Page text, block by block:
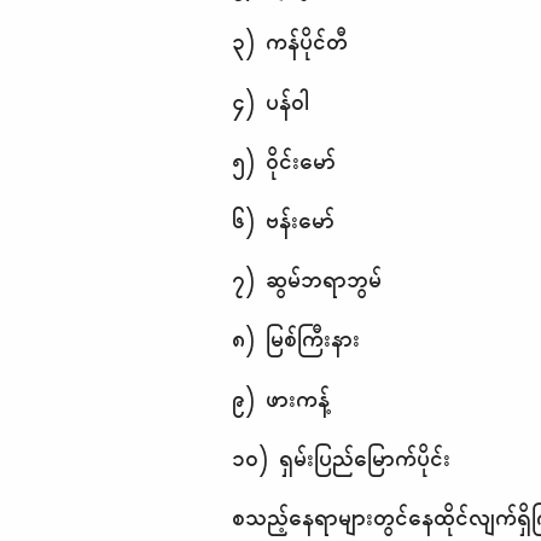
၃) ကန်ပိုင်တီ
၄) ပန်ဝါ
၅) ဝိုင်းမော်
၆) ဗန်းမော်
၇) ဆွမ်ဘရာဘွမ်
၈) မြစ်ကြီးနား
၉) ဖားကန့်
၁၀) ရှမ်းပြည်မြောက်ပိုင်း
စသည့်နေရာများတွင်နေထိုင်လျက်ရှိ